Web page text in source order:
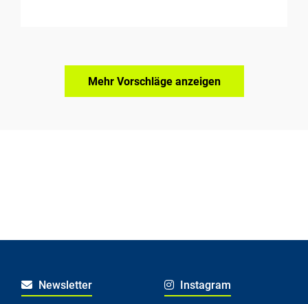
Mehr Vorschläge anzeigen
Newsletter Instagram